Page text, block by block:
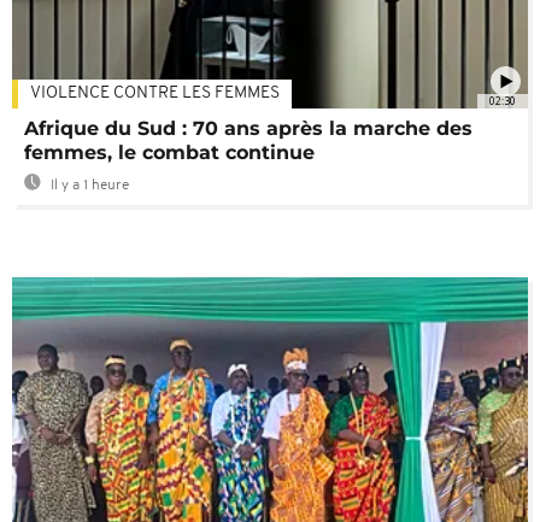
02:30
VIOLENCE CONTRE LES FEMMES
Afrique du Sud : 70 ans après la marche des
femmes, le combat continue
Il y a 1 heure